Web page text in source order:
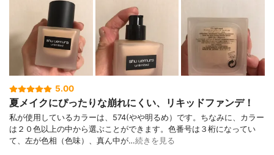
5.00
夏メイクにぴったりな崩れにくい、リキッドファンデ！
私が使用しているカラーは、574(やや明るめ）です。ちなみに、カラー
は２０色以上の中から選ぶことができます。色番号は３桁になってい
て、左が色相（色味）、真ん中が…続きを見る